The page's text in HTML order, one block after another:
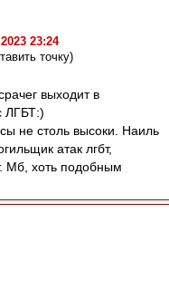
23:24
точку)
выходит в
ЛГБТ:)
не столь высоки. Наиль
атак лгбт,
Мб, хоть подобным